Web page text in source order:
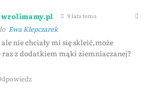
9 lata temu
Ewa Klepczarek
nie chciały mi się skleić,może
raz z dodatkiem mąki ziemniaczanej?